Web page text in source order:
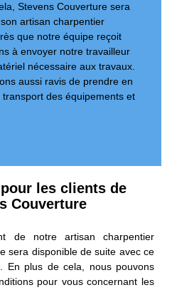
Stevens Couverture sera
artisan charpentier
que notre équipe reçoit
à envoyer notre travailleur
nécessaire aux travaux.
aussi ravis de prendre en
des équipements et
les clients de
Couverture
de notre artisan charpentier
sera disponible de suite avec ce
En plus de cela, nous pouvons
pour vous concernant les